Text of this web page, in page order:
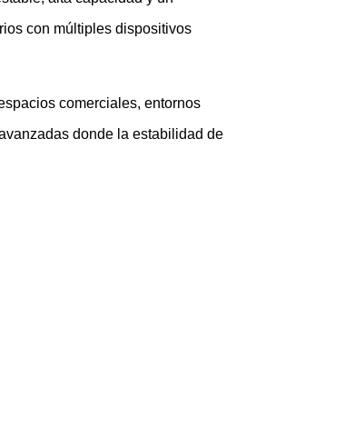
con múltiples dispositivos
comerciales, entornos
donde la estabilidad de